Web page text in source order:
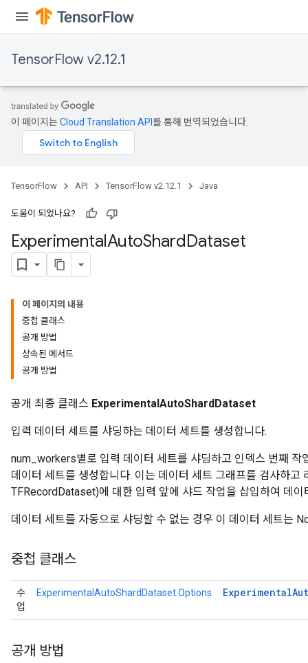
TensorFlow v2.12.1
이 페이지는Cloud Translation API 를 통해 번역되었습니다.
TensorFlow API TensorFlow v2.12.1 Java
도움이 되었나요?
ExperimentalAutoShardDataset
이 페이지의 내용
중첩 클래스
공개 방법
상속된 메서드
공개 방법
공개 최종 클래스 ExperimentalAutoShardDataset
입력 데이터 세트를 샤딩하는 데이터 세트를 생성합니다.
num_workers별로 입력 데이터 세트를 샤딩하고 인덱스 번째 작
데이터 세트를 생성합니다. 이는 데이터 세트 그래프를 검사하고
TFRecordDataset)에 대한 입력 앞에 샤드 작업을 삽입하여 데
데이터 세트를 자동으로 샤딩할 수 없는 경우 이 데이터 세트는
중첩 클래스
수
업
ExperimentalAutoShardDataset.Options Experimental
공개 방법